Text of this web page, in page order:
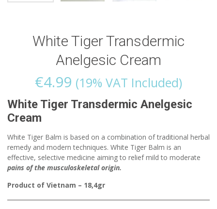
White Tiger Transdermic
Anelgesic Cream
€4.99 (19% VAT Included)
White Tiger Transdermic Anelgesic
Cream
White Tiger Balm is based on a combination of traditional herbal
remedy and modern techniques. White Tiger Balm is an
effective, selective medicine aiming to relief mild to moderate
pains of the musculoskeletal origin.
Product of Vietnam – 18,4gr